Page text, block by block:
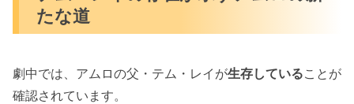
たな道
劇中では、アムロの父・テム・レイが生存していることが
確認されています。